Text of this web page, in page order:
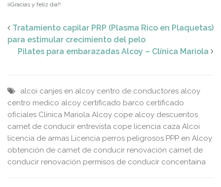
¡¡Gracias y feliz día!!
Tratamiento capilar PRP (Plasma Rico en Plaquetas)
para estimular crecimiento del pelo
Pilates para embarazadas Alcoy – Clínica Mariola
alcoi canjes en alcoy centro de conductores alcoy
centro medico alcoy certificado barco certificado
oficiales Clínica Mariola Alcoy cope alcoy descuentos
carnet de conducir entrevista cope licencia caza Alcoi
licencia de armas Licencia perros peligrosos PPP en Alcoy
obtención de carnet de conducir renovación carnet de
conducir renovación permisos de conducir concentaina